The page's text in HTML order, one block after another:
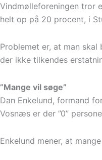
Vindmølleforeningen tror
helt op på 20 procent, i
Problemet er, at man
der ikke tilkendes
”Mange vil søge”
Dan Enkelund, formand
Vosnæs er der ”0”
Enkelund mener, at